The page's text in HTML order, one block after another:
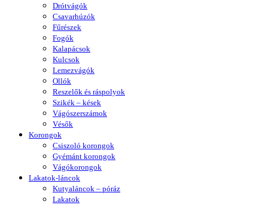
Drótvágók
Csavarhúzók
Fűrészek
Fogók
Kalapácsok
Kulcsok
Lemezvágók
Ollók
Reszelők és ráspolyok
Szikék – kések
Vágószerszámok
Vésők
Korongok
Csiszoló korongok
Gyémánt korongok
Vágókorongok
Lakatok-láncok
Kutyaláncok – póráz
Lakatok